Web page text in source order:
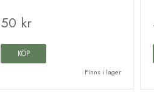
50 kr
KÖP
Finns i lager